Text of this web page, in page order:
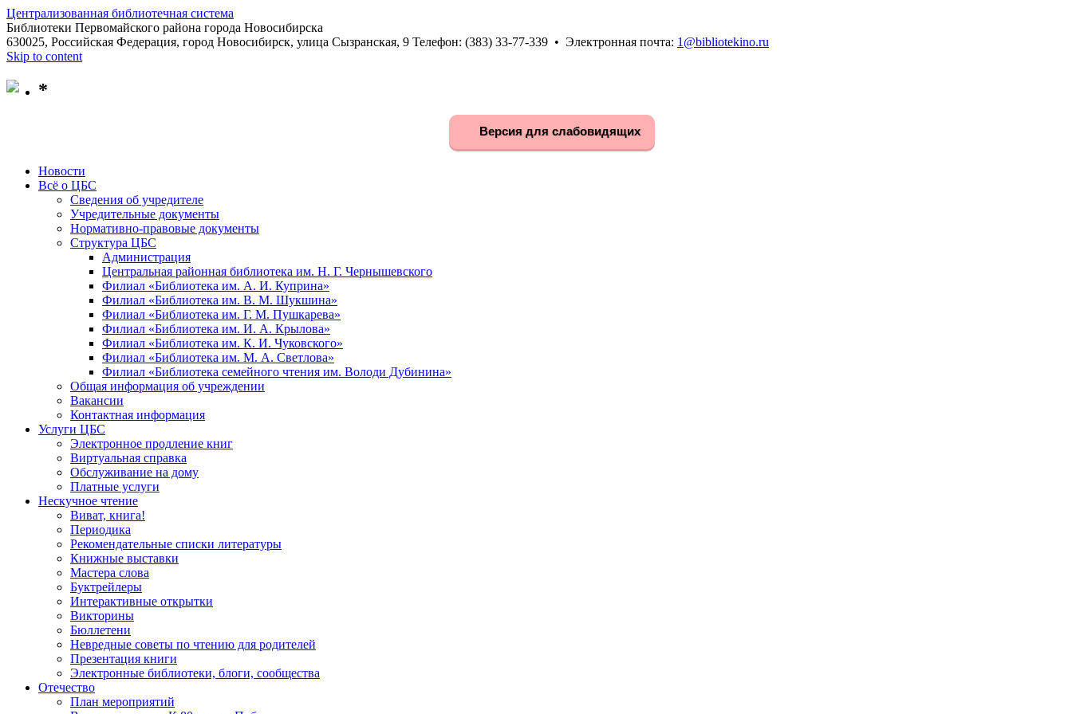
Централизованная библиотечная система
Библиотеки Первомайского района города Новосибирска
630025, Российская Федерация, город Новосибирск, улица Сызранская, 9 Телефон: (383) 33-77-339 • Электронная почта: 1@bibliotekino.ru
Skip to content
*
Версия для слабовидящих
Новости
Всё о ЦБС
Сведения об учредителе
Учредительные документы
Нормативно-правовые документы
Структура ЦБС
Администрация
Центральная районная библиотека им. Н. Г. Чернышевского
Филиал «Библиотека им. А. И. Куприна»
Филиал «Библиотека им. В. М. Шукшина»
Филиал «Библиотека им. Г. М. Пушкарева»
Филиал «Библиотека им. И. А. Крылова»
Филиал «Библиотека им. К. И. Чуковского»
Филиал «Библиотека им. М. А. Светлова»
Филиал «Библиотека семейного чтения им. Володи Дубинина»
Общая информация об учреждении
Вакансии
Контактная информация
Услуги ЦБС
Электронное продление книг
Виртуальная справка
Обслуживание на дому
Платные услуги
Нескучное чтение
Виват, книга!
Периодика
Рекомендательные списки литературы
Книжные выставки
Мастера слова
Буктрейлеры
Интерактивные открытки
Викторины
Бюллетени
Невредные советы по чтению для родителей
Презентация книги
Электронные библиотеки, блоги, сообщества
Отечество
План мероприятий